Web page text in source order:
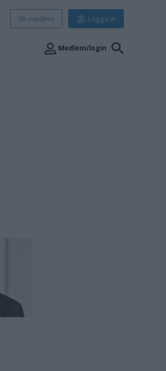
Bli medlem Logga in
Medlem/login